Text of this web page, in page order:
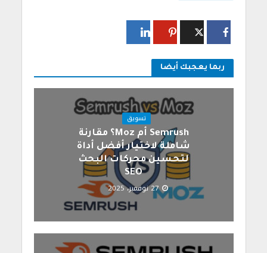
ربما يعجبك أيضا
تسويق
Semrush أم Moz؟ مقارنة
شاملة لاختيار أفضل أداة
لتحسين محركات البحث
SEO
27 نوفمبر، 2025